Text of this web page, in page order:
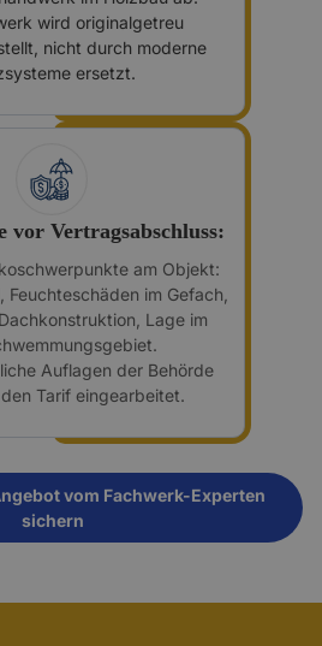
wird originalgetreu
nicht durch moderne
ersetzt.
vor Vertragsabschluss:
am Objekt:
Feuchteschäden im Gefach,
Lage im
Auflagen der Behörde
Tarif eingearbeitet.
vom Fachwerk-Experten
sichern